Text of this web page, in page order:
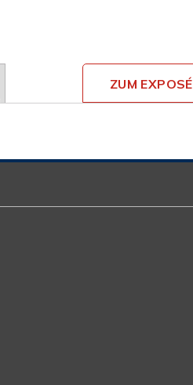
ZUM EXPOSÉ